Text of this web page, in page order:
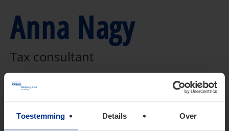
Toestemming Details Over
Anna Nagy
Tax consultant
vCard
Meijburg Amstelveen